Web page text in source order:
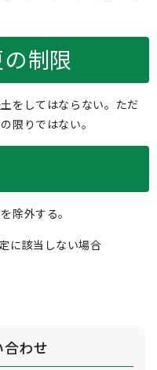
制限
をしてはならない。ただ
限りではない。
除外する。
に該当しない場合
合わせ